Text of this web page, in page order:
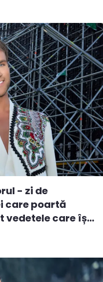
- zi de
care poartă
vedetele care îș...